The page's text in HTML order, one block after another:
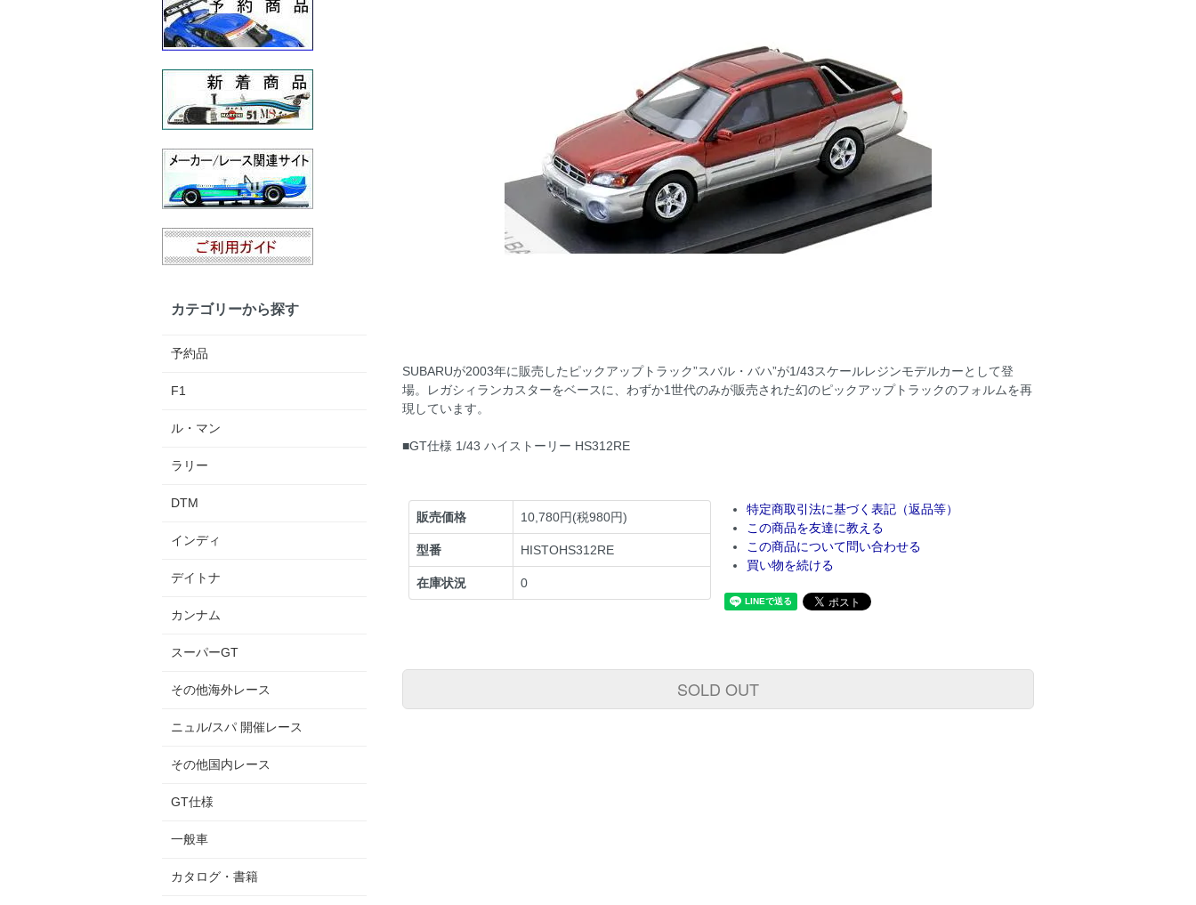
SUBARUが2003年に販売したピックアップトラック”スバル・バハ”が1/43スケールレジンモデルカーとして登
場。レガシィランカスターをベースに、わずか1世代のみが販売された幻のピックアップトラックのフォルムを再
現しています。
■GT仕様 1/43 ハイストーリー HS312RE
販売価格 10,780円(税980円)
型番 HISTOHS312RE
在庫状況 0
特定商取引法に基づく表記（返品等）
この商品を友達に教える
この商品について問い合わせる
買い物を続ける
SOLD OUT
カテゴリーから探す
予約品
F1
ル・マン
ラリー
DTM
インディ
デイトナ
カンナム
スーパーGT
その他海外レース
ニュル/スパ 開催レース
その他国内レース
GT仕様
一般車
カタログ・書籍